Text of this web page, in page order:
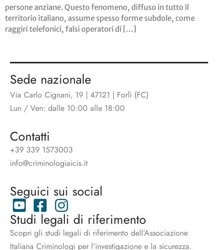
persone anziane. Questo fenomeno, diffuso in tutto il
territorio italiano, assume spesso forme subdole, come
raggiri telefonici, falsi operatori di […]
Sede nazionale
Via Carlo Cignani, 19 | 47121 | Forlì (FC)
Lun / Ven: dalle 10:00 alle 18:00
Contatti
+39 339 1573003
info@criminologiaicis.it
Seguici sui social
Studi legali di riferimento
Scopri gli studi legali di riferimento dell’Associazione
Italiana Criminologi per l’investigazione e la sicurezza.